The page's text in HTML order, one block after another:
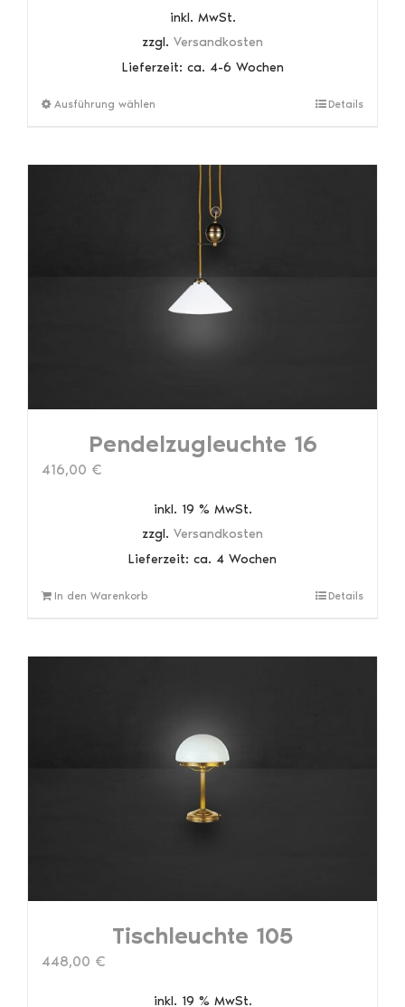
inkl. MwSt.
zzgl. Versandkosten
Lieferzeit: ca. 4-6 Wochen
Ausführung wählen
mehrere
Details
Pendelzugleuchte 16
416,00 €
inkl. 19 % MwSt.
zzgl. Versandkosten
Lieferzeit: ca. 4 Wochen
In den Warenkorb Details
Tischleuchte 105
448,00 €
inkl. 19 % MwSt.